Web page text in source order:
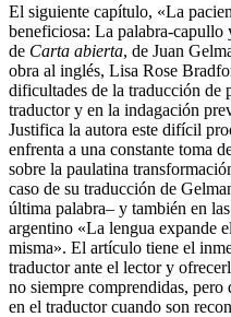
El siguiente capítulo, «La
beneficiosa: La palabra-capullo
de Carta abierta, de Juan
obra al inglés, Lisa Rose
dificultades de la traducción de
traductor y en la indagación
Justifica la autora este difícil
enfrenta a una constante toma
sobre la paulatina
caso de su traducción de
última palabra– y también en
argentino «La lengua expande
misma». El artículo tiene el
traductor ante el lector y
no siempre comprendidas,
en el traductor cuando son